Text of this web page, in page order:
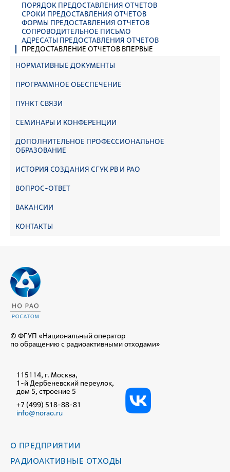
ПОРЯДОК ПРЕДОСТАВЛЕНИЯ ОТЧЕТОВ
СРОКИ ПРЕДОСТАВЛЕНИЯ ОТЧЕТОВ
ФОРМЫ ПРЕДОСТАВЛЕНИЯ ОТЧЕТОВ
СОПРОВОДИТЕЛЬНОЕ ПИСЬМО
АДРЕСАТЫ ПРЕДОСТАВЛЕНИЯ ОТЧЕТОВ
ПРЕДОСТАВЛЕНИЕ ОТЧЕТОВ ВПЕРВЫЕ
НОРМАТИВНЫЕ ДОКУМЕНТЫ
ПРОГРАММНОЕ ОБЕСПЕЧЕНИЕ
ПУНКТ СВЯЗИ
СЕМИНАРЫ И КОНФЕРЕНЦИИ
ДОПОЛНИТЕЛЬНОЕ ПРОФЕССИОНАЛЬНОЕ
ОБРАЗОВАНИЕ
ИСТОРИЯ СОЗДАНИЯ СГУК РВ И РАО
ВОПРОС-ОТВЕТ
ВАКАНСИИ
КОНТАКТЫ
© ФГУП «Национальный оператор
по обращению с радиоактивными отходами»
115114, г. Москва,
1-й Дербеневский переулок,
дом 5, строение 5
+7 (499) 518-88-81
info@norao.ru
О ПРЕДПРИЯТИИ
РАДИОАКТИВНЫЕ ОТХОДЫ